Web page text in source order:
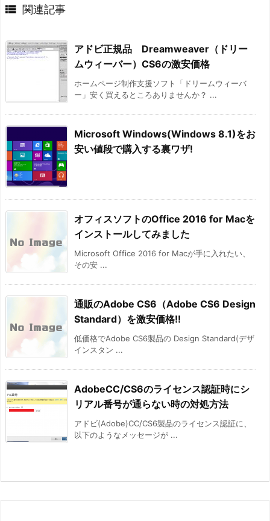
 関連記事
アドビ正規品 Dreamweaver（ドリー
ムウィーバー）CS6の激安価格
ホームページ制作支援ソフト「ドリームウィーバ
ー」安く買えるところありませんか？ ...
Microsoft Windows(Windows 8.1)をお
安い値段で購入する裏ワザ!
オフィスソフトのOffice 2016 for Macを
インストールしてみました
Microsoft Office 2016 for Macが手に入れたい、
その安 ...
通販のAdobe CS6（Adobe CS6 Design
Standard）を激安価格!!
低価格でAdobe CS6製品の Design Standard(デザ
インスタン ...
AdobeCC/CS6のライセンス認証時にシ
リアル番号が通らない時の対処方法
アドビ(Adobe)CC/CS6製品のライセンス認証に、
以下のようなメッセージが ...